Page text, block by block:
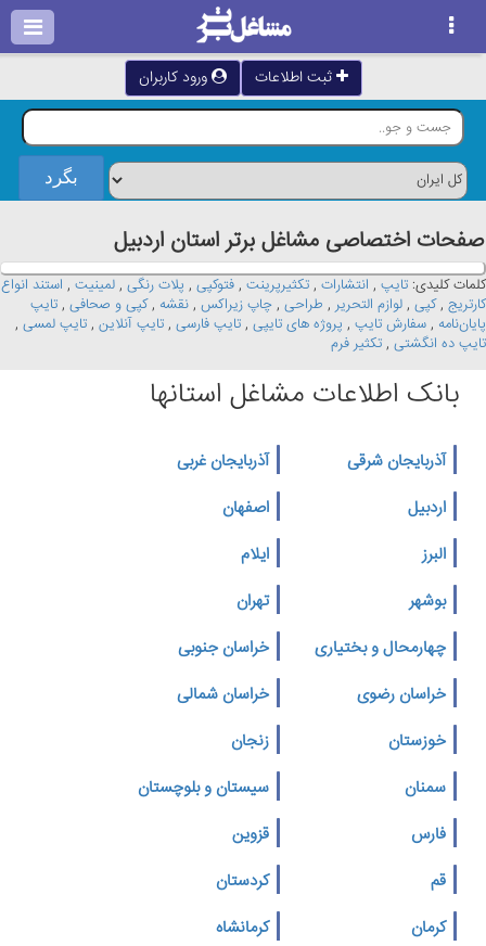
ثبت اطلاعات ورود کاربران
صفحات اختصاصی مشاغل برتر استان اردبيل
کلمات کلیدی: تایپ , انتشارات , تکثیرپرینت , فتوکپی , پلات رنگی , لمینیت , استند انواع
کارتریج ,کپی , لوازم التحریر , طراحی , چاپ زیراکس , نقشه ,کپی و صحافی , تایپ
پایان‌نامه , سفارش تایپ , پروژه های تایپی , تایپ فارسی , تایپ آنلاین , تایپ لمسی ,
تایپ ده انگشتی , تکثیر فرم
بانک اطلاعات مشاغل استانها
آذربایجان شرقی
آذربایجان غربی
اردبیل
اصفهان
البرز
ایلام
بوشهر
تهران
چهارمحال و بختیاری
خراسان جنوبی
خراسان رضوی
خراسان شمالی
خوزستان
زنجان
سمنان
سیستان و بلوچستان
فارس
قزوین
قم
کردستان
کرمان
کرمانشاه